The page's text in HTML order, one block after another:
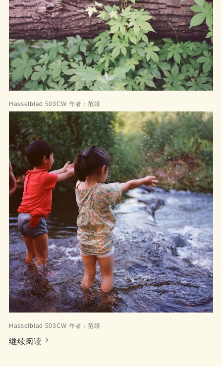
Hasselblad 503CW 作者：范靖
Hasselblad 503CW 作者：范靖
继续阅读Hasselblad 503CW 我的随身中画幅相机